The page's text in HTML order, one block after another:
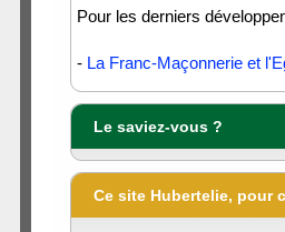
Pour les derniers
- La Franc-Maçonnerie et
Le saviez-vous ?
Ce site Hubertelie, pour